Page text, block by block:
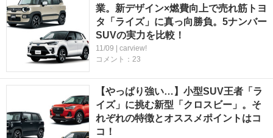
業。新デザイン×燃費向上で売れ筋トヨ
タ「ライズ」に真っ向勝負。5ナンバー
SUVの実力を比較！
11/09 | carview!
コメント：23
【やっぱり強い…】小型SUV王者「ラ
イズ」に挑む新型「クロスビー」。そ
れぞれの特徴とオススメポイントはコ
コ！